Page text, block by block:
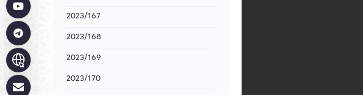
2023/167
2023/168
2023/169
2023/170